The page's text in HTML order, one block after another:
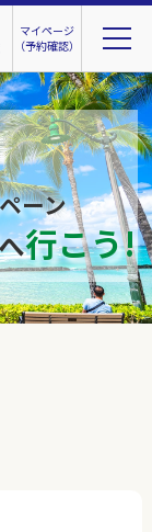
マイページ
（予約確認）
ーン
行こう!